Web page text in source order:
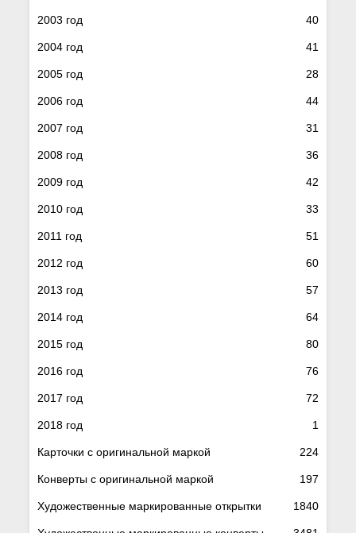
2003 год 40
2004 год 41
2005 год 28
2006 год 44
2007 год 31
2008 год 36
2009 год 42
2010 год 33
2011 год 51
2012 год 60
2013 год 57
2014 год 64
2015 год 80
2016 год 76
2017 год 72
2018 год 1
Карточки с оригинальной маркой 224
Конверты с оригинальной маркой 197
Художественные маркированные открытки 1840